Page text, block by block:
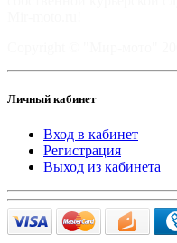
Личный кабинет
Вход в кабинет
Регистрация
Выход из кабинета